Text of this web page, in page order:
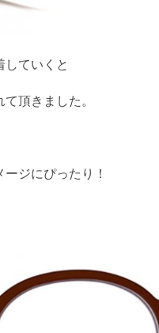
していくと
頂きました。
ジにぴったり！